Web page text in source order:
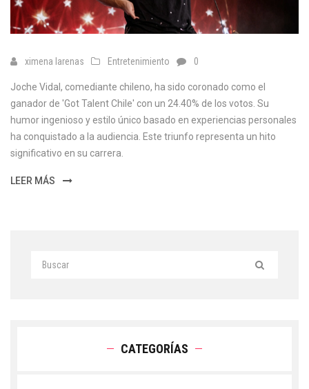
ximena larenas Entretenimiento 0
Joche Vidal, comediante chileno, ha sido coronado como el
ganador de 'Got Talent Chile' con un 24.40% de los votos. Su
humor ingenioso y estilo único basado en experiencias personales
ha conquistado a la audiencia. Este triunfo representa un hito
significativo en su carrera.
LEER MÁS
CATEGORÍAS